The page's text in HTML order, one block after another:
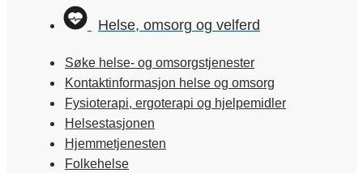
Helse, omsorg og velferd
Søke helse- og omsorgstjenester
Kontaktinformasjon helse og omsorg
Fysioterapi, ergoterapi og hjelpemidler
Helsestasjonen
Hjemmetjenesten
Folkehelse